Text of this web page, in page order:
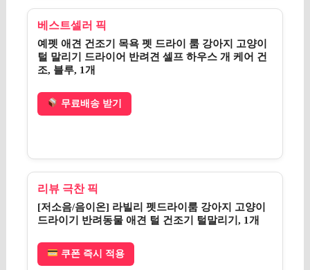
베스트셀러 픽
예펫 애견 건조기 목욕 펫 드라이 룸 강아지 고양이
털 말리기 드라이어 반려견 셀프 하우스 개 케어 건
조, 블루, 1개
무료배송 받기
리뷰 극찬 픽
[저소음/음이온] 라빌리 펫드라이룸 강아지 고양이
드라이기 반려동물 애견 털 건조기 털말리기, 1개
쿠폰 즉시 적용